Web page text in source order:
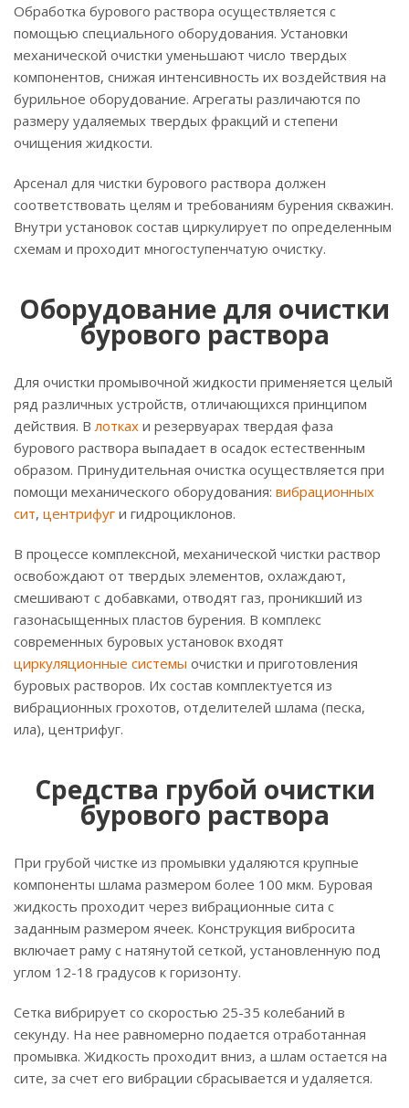
Обработка бурового раствора осуществляется с
помощью специального оборудования. Установки
механической очистки уменьшают число твердых
компонентов, снижая интенсивность их воздействия на
бурильное оборудование. Агрегаты различаются по
размеру удаляемых твердых фракций и степени
очищения жидкости.
Арсенал для чистки бурового раствора должен
соответствовать целям и требованиям бурения скважин.
Внутри установок состав циркулирует по определенным
схемам и проходит многоступенчатую очистку.
Оборудование для очистки
бурового раствора
Для очистки промывочной жидкости применяется целый
ряд различных устройств, отличающихся принципом
действия. Влотках и резервуарах твердая фаза
бурового раствора выпадает в осадок естественным
образом. Принудительная очистка осуществляется при
помощи механического оборудования: вибрационных
сит, центрифуг и гидроциклонов.
В процессе комплексной, механической чистки раствор
освобождают от твердых элементов, охлаждают,
смешивают с добавками, отводят газ, проникший из
газонасыщенных пластов бурения. В комплекс
современных буровых установок входят
циркуляционные системы очистки и приготовления
буровых растворов. Их состав комплектуется из
вибрационных грохотов, отделителей шлама (песка,
ила), центрифуг.
Средства грубой очистки
бурового раствора
При грубой чистке из промывки удаляются крупные
компоненты шлама размером более 100 мкм. Буровая
жидкость проходит через вибрационные сита с
заданным размером ячеек. Конструкция вибросита
включает раму с натянутой сеткой, установленную под
углом 12-18 градусов к горизонту.
Сетка вибрирует со скоростью 25-35 колебаний в
секунду. На нее равномерно подается отработанная
промывка. Жидкость проходит вниз, а шлам остается на
сите, за счет его вибрации сбрасывается и удаляется.